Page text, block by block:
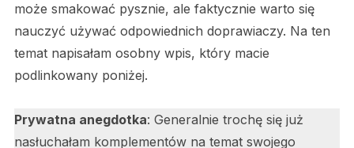
może smakować pysznie, ale faktycznie warto się
nauczyć używać odpowiednich doprawiaczy. Na ten
temat napisałam osobny wpis, który macie
podlinkowany poniżej.
Prywatna anegdotka: Generalnie trochę się już
nasłuchałam komplementów na temat swojego